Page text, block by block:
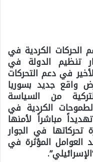
الحركات الكردية في
تنظيم الدولة في
في دعم التحركات
واقع جديد بسوريا
من السياسة
الكردية في
مباشراً لأمنها
في الجوار
العوامل المؤثرة في